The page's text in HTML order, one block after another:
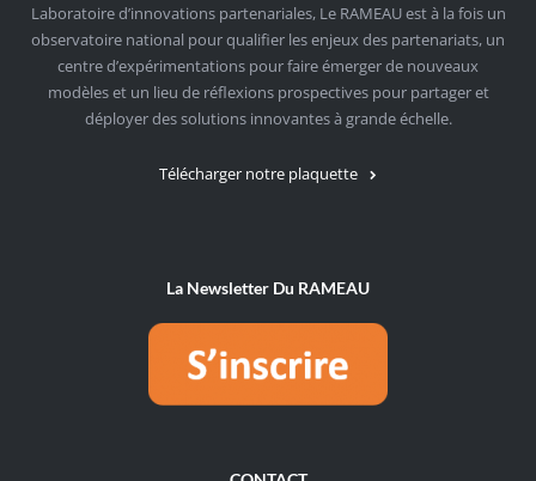
Laboratoire d’innovations partenariales, Le RAMEAU est à la fois un
observatoire national pour qualifier les enjeux des partenariats, un
centre d’expérimentations pour faire émerger de nouveaux
modèles et un lieu de réflexions prospectives pour partager et
déployer des solutions innovantes à grande échelle.
Télécharger notre plaquette
La Newsletter Du RAMEAU